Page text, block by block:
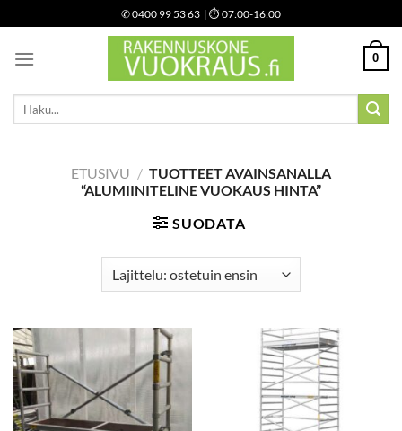
to
content
✆0400 99 53 63 | ⏱ 07:00-16:00
0
Etsi:
ETUSIVU / TUOTTEET AVAINSANALLA
“ALUMIINITELINE VUOKAUS HINTA”
SUODATA